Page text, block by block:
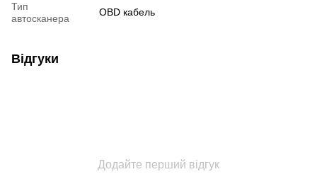
Тип
автосканера
OBD кабель
Відгуки
Додайте перший відгук